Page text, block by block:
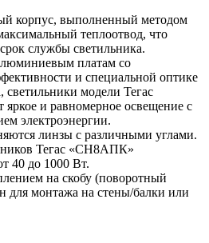
корпус, выполненный методом
теплоотвод, что
службы светильника.
платам со
и специальной оптике
светильники модели Тегас
и равномерное освещение с
электроэнергии.
линзы с различными углами.
Тегас «СН8АПК»
40 до 1000 Вт.
на скобу (поворотный
для монтажа на стены/балки или